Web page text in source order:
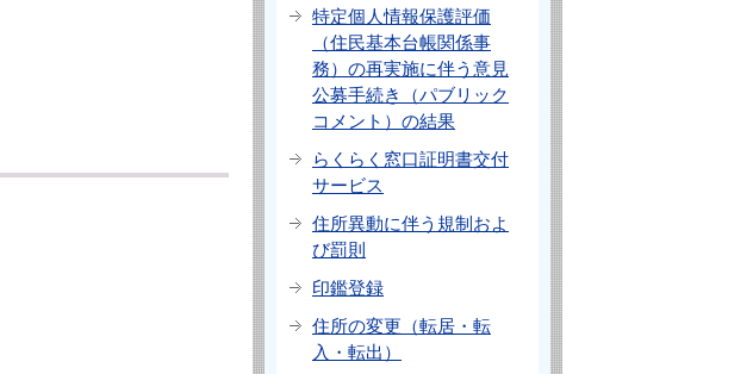
特定個人情報保護評価
（住民基本台帳関係事
務）の再実施に伴う意見
公募手続き（パブリック
コメント）の結果
らくらく窓口証明書交付
サービス
住所異動に伴う規制およ
び罰則
印鑑登録
住所の変更（転居・転
入・転出）